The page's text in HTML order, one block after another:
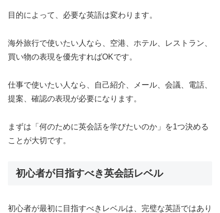
目的によって、必要な英語は変わります。
海外旅行で使いたい人なら、空港、ホテル、レストラン、
買い物の表現を優先すればOKです。
仕事で使いたい人なら、自己紹介、メール、会議、電話、
提案、確認の表現が必要になります。
まずは「何のために英会話を学びたいのか」を1つ決める
ことが大切です。
初心者が目指すべき英会話レベル
初心者が最初に目指すべきレベルは、完璧な英語ではあり